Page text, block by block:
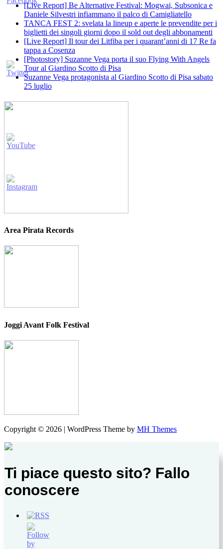
[Live Report] Be Alternative Festival: Mogwai, Subsonica e
Daniele Silvestri infiammano il palco di Camigliatello
TANCA FEST 2: svelata la lineup e aperte le prevendite per i
biglietti dei singoli giorni dopo il sold out degli abbonamenti
[Live Report] Il tour dei Litfiba per i quarant’anni di 17 Re fa
tappa a Cosenza
[Photostory] Suzanne Vega porta il suo Flying With Angels
Tour al Giardino Scotto di Pisa
Suzanne Vega protagonista al Giardino Scotto di Pisa sabato
25 luglio
Area Pirata Records
Joggi Avant Folk Festival
Copyright © 2026 | WordPress Theme by MH Themes
Ti piace questo sito? Fallo
conoscere